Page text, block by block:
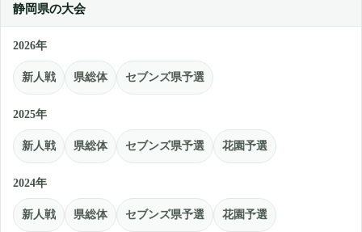
静岡県の大会
2026年
新人戦 県総体 セブンズ県予選
2025年
新人戦 県総体 セブンズ県予選 花園予選
2024年
新人戦 県総体 セブンズ県予選 花園予選